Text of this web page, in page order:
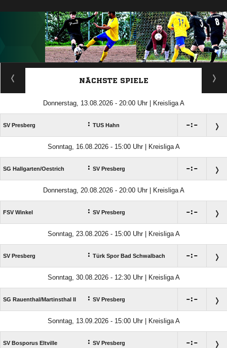
ANZEIGE
NÄCHSTE SPIELE
Donnerstag, 13.08.2026 - 20:00 Uhr | Kreisliga A
SV Presberg : TUS Hahn :
Sonntag, 16.08.2026 - 15:00 Uhr | Kreisliga A
SG Hallgarten/​Oestrich : SV Presberg :
Donnerstag, 20.08.2026 - 20:00 Uhr | Kreisliga A
FSV Winkel : SV Presberg :
Sonntag, 23.08.2026 - 15:00 Uhr | Kreisliga A
SV Presberg : Türk Spor Bad Schwalbach :
Sonntag, 30.08.2026 - 12:30 Uhr | Kreisliga A
SG Rauenthal/​Martinsthal II : SV Presberg :
Sonntag, 13.09.2026 - 15:00 Uhr | Kreisliga A
SV Bosporus Eltville : SV Presberg :